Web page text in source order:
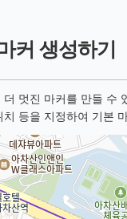
커 생성하기
멋진 마커를 만들 수
등을 지정하여 기본